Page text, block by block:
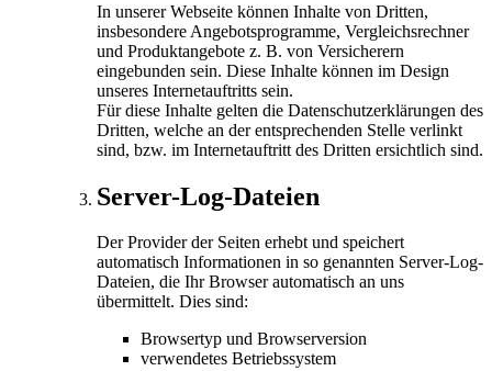
In unserer Webseite können Inhalte von Dritten,
insbesondere Angebotsprogramme, Vergleichsrechner
und Produktangebote z. B. von Versicherern
eingebunden sein. Diese Inhalte können im Design
unseres Internetauftritts sein.
Für diese Inhalte gelten die Datenschutzerklärungen des
Dritten, welche an der entsprechenden Stelle verlinkt
sind, bzw. im Internetauftritt des Dritten ersichtlich sind.
Server-Log-Dateien
Der Provider der Seiten erhebt und speichert
automatisch Informationen in so genannten Server-Log-
Dateien, die Ihr Browser automatisch an uns
übermittelt. Dies sind:
Browsertyp und Browserversion
verwendetes Betriebssystem